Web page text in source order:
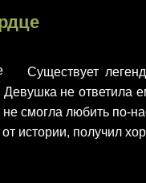
Существует
не ответила
смогла любить по-
от истории, получил